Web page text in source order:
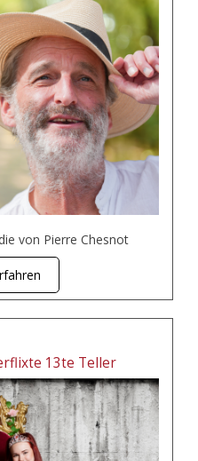
von Pierre Chesnot
13te Teller